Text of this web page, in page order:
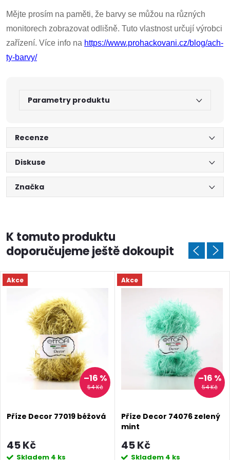
Mějte prosím na paměti, že barvy se můžou na různých
monitorech zobrazovat odlišně. Tuto vlastnost určují výrobci
zařízení. Více info na https://www.prohackovani.cz/blog/ach-
ty-barvy/
Parametry produktu
Recenze
Diskuse
Značka
K tomuto produktu
doporučujeme ještě dokoupit
Akce
54 Kč
–16 %
Příze Decor 77019 béžová
45 Kč
Skladem 4 ks
Akce
54 Kč
–16 %
Příze Decor 74076 zelený
mint
45 Kč
Skladem 4 ks